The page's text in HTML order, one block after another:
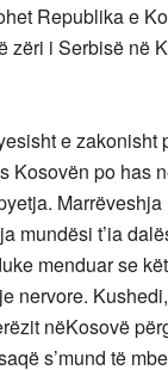
Republika e
i Serbisë në
e
po has
mundësi t’ia
menduar se
nervore.
nëKosovë
s’mund të